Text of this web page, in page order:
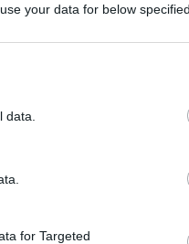
your data for below
for Targeted
του
Κατσικονούρη
συνοικία, ενώ τα 9
ιχνηλάτησης και
Ρομά που